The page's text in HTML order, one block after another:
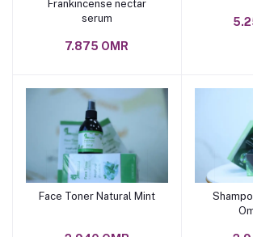
Frankincense nectar
serum
7.875 OMR
Face Toner Natural Mint